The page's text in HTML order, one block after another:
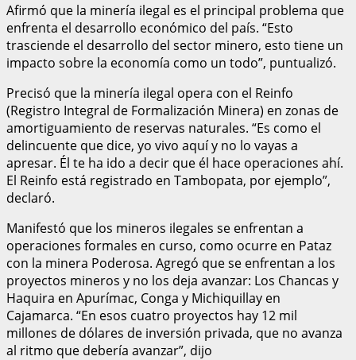
Afirmó que la minería ilegal es el principal problema que
enfrenta el desarrollo económico del país. “Esto
trasciende el desarrollo del sector minero, esto tiene un
impacto sobre la economía como un todo”, puntualizó.
Precisó que la minería ilegal opera con el Reinfo
(Registro Integral de Formalización Minera) en zonas de
amortiguamiento de reservas naturales. “Es como el
delincuente que dice, yo vivo aquí y no lo vayas a
apresar. Él te ha ido a decir que él hace operaciones ahí.
El Reinfo está registrado en Tambopata, por ejemplo”,
declaró.
Manifestó que los mineros ilegales se enfrentan a
operaciones formales en curso, como ocurre en Pataz
con la minera Poderosa. Agregó que se enfrentan a los
proyectos mineros y no los deja avanzar: Los Chancas y
Haquira en Apurímac, Conga y Michiquillay en
Cajamarca. “En esos cuatro proyectos hay 12 mil
millones de dólares de inversión privada, que no avanza
al ritmo que debería avanzar”, dijo